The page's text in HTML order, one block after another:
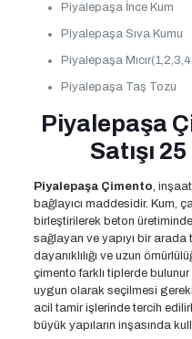
Piyalepaşa İnce Kum
Piyalepaşa Sıva Kumu
Piyalepaşa
Piyalepaşa Taş Tozu
Piyalepaşa
Satışı
Piyalepaşa Çimento,
bağlayıcı maddesidir. Kum,
birleştirilerek beton
sağlayan ve yapıyı bir
dayanıklılığı ve uzun
çimento farklı tiplerde
uygun olarak seçilmesi
acil tamir işlerinde tercih
büyük yapıların inşasında